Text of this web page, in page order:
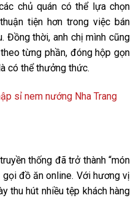
chủ quán có thể lựa chọn
tiện hơn trong việc bán
Đồng thời, anh chị mình cũng
từng phần, đóng hộp gọn
có thể thưởng thức.
sỉ nem nướng Nha Trang
thống đã trở thành “món
gọi đồ ăn online. Với hương vị
thu hút nhiều tệp khách hàng